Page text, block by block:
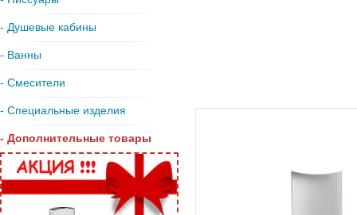
- Душевые кабины
- Ванны
- Смесители
- Специальные изделия
- Дополнительные товары